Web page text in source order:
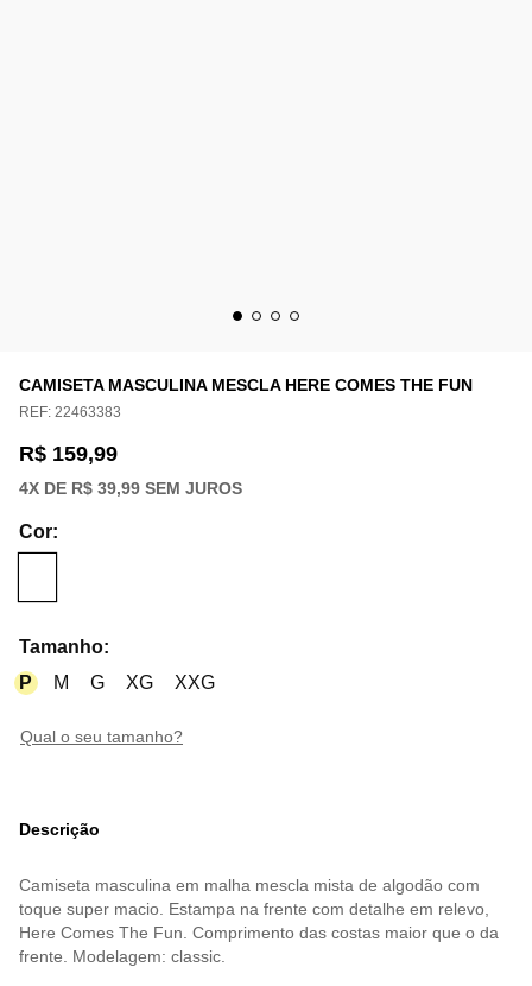
CAMISETA MASCULINA MESCLA HERE COMES THE FUN
REF: 22463383
R$ 159,99
4X DE R$ 39,99 SEM JUROS
Cor:
Tamanho:
P
M G XG XXG
qual o seu tamanho?
Descrição
Camiseta masculina em malha mescla mista de algodão com
toque super macio. Estampa na frente com detalhe em relevo,
Here Comes The Fun. Comprimento das costas maior que o da
frente. Modelagem: classic.